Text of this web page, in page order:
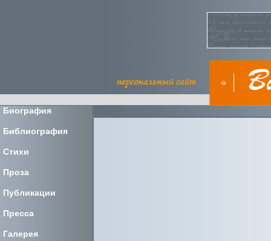
Биография
Библиография
Стихи
Проза
Публикации
Пресса
Галерея